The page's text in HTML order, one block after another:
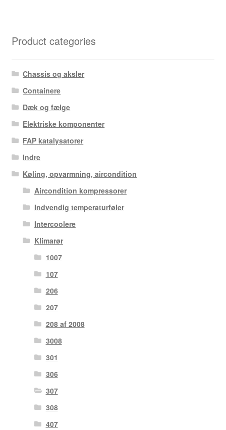
Product categories
Chassis og aksler
Containere
Dæk og fælge
Elektriske komponenter
FAP katalysatorer
Indre
Køling, opvarmning, aircondition
Aircondition kompressorer
Indvendig temperaturføler
Intercoolere
Klimarør
1007
107
206
207
208 af 2008
3008
301
306
307
308
407